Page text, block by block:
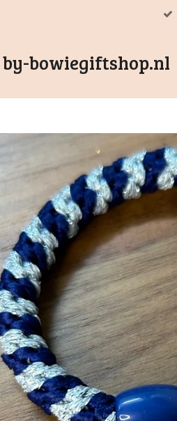
by-bowiegiftshop.nl